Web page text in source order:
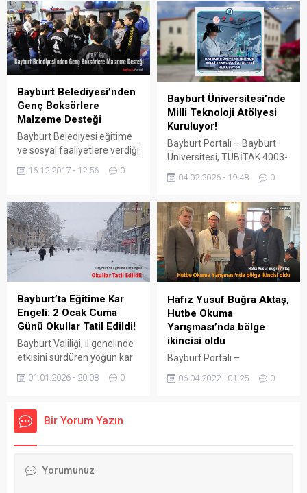
kapsamında gıda güvenliği
ve hijyen kriterlerini
sağlayan işletmeler
ödüllendirilmeye başlandı.
İşletmelerin, mevzuatta
belirtilen koşullara uygun
gıda üretimi, hizmet anlayışı,
müşteri memnuniyeti,
mekan kalitesi ile tüketici
hakları başlıkları altında
değerlendirilmeye tabi
tutulduğu projede ilk...
oldu. Türkiye Bocce Bowling
ve Dart Federasyonu
(TBBDF) tarafından Antalya
Kemer’de düzenlenen 12.
Uluslararası Bocce
Turnuvası, Türkiye’den ve 7
farklı ülkeden çok sayıda
sporcunun katılımıyla
yapılıyor. Birçok farklı
disiplininde gerçekleştirilen
turnuvalarda,...
Bayburt Belediyesi’nden
Genç Boksörlere
Malzeme Desteği
Bayburt Belediyesi eğitime
ve sosyal faaliyetlere verdiği
sporlara da katkısını
16.12.2017 - 12:56 0
Bayburt Üniversitesi’nde
Milli Teknoloji Atölyesi
Kuruluyor!
Bayburt Portalı – Bayburt
Üniversitesi, TÜBİTAK 4003-
Destek Programı
genelinde destek almaya
hak kazanan sınırlı sayıdaki
yükseköğretim kurumu
arasında yer alarak önemli
bir başarıya imza attı. 30
milyon TL bütçeyle hayata
geçirilecek proje ile Bayburt
Üniversitesi bünyesinde Milli
Teknoloji Atölyesi kurulacak.
Bu stratejik yatırım, Bayburt
yenilikçilik ve milli...
04.02.2026 - 19:48 0
Bayburt’ta Eğitime Kar
Engeli: 2 Ocak Cuma
Günü Okullar Tatil Edildi!
Bayburt Valiliği, il genelinde
etkisini sürdüren yoğun kar
yağışı ve beklenen
buzlanma riski nedeniyle 2
eğitim-öğretime ara
verildiğini duyurdu.
01.01.2026 - 20:08 0
Hafız Yusuf Buğra Aktaş,
Hutbe Okuma
Yarışması’nda bölge
ikincisi oldu
Bayburt Portalı –
Erzurum’da gerçekleştirilen
Genç Hatipler Hutbe Okuma
06.04.2022 - 01:25 0
Bir Yorum Yazın